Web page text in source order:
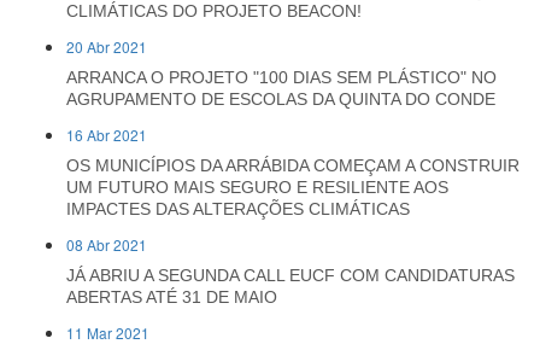
CLIMÁTICAS DO PROJETO BEACON!
20 Abr 2021
ARRANCA O PROJETO "100 DIAS SEM PLÁSTICO" NO
AGRUPAMENTO DE ESCOLAS DA QUINTA DO CONDE
16 Abr 2021
OS MUNICÍPIOS DA ARRÁBIDA COMEÇAM A CONSTRUIR
UM FUTURO MAIS SEGURO E RESILIENTE AOS
IMPACTES DAS ALTERAÇÕES CLIMÁTICAS
08 Abr 2021
JÁ ABRIU A SEGUNDA CALL EUCF COM CANDIDATURAS
ABERTAS ATÉ 31 DE MAIO
11 Mar 2021